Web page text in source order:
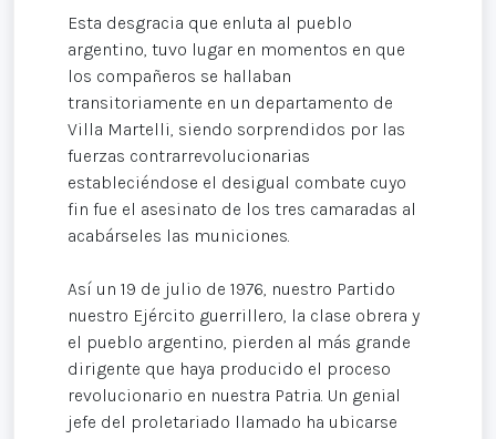
Esta desgracia que enluta al pueblo
argentino, tuvo lugar en momentos en que
los compañeros se hallaban
transitoriamente en un departamento de
Villa Martelli, siendo sorprendidos por las
fuerzas contrarrevolucionarias
estableciéndose el desigual combate cuyo
fin fue el asesinato de los tres camaradas al
acabárseles las municiones.
Así un 19 de julio de 1976, nuestro Partido
nuestro Ejército guerrillero, la clase obrera y
el pueblo argentino, pierden al más grande
dirigente que haya producido el proceso
revolucionario en nuestra Patria. Un genial
jefe del proletariado llamado ha ubicarse